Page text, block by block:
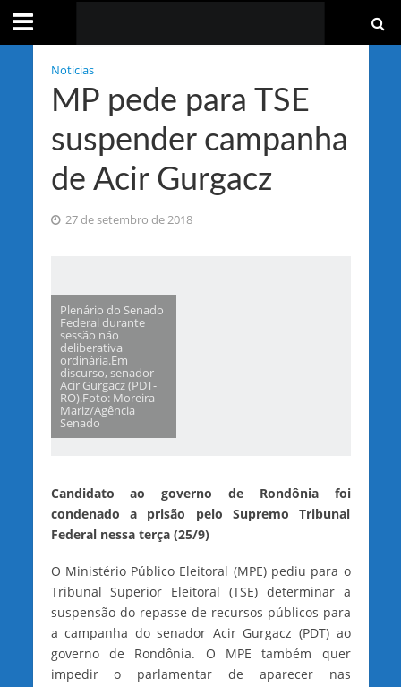
Noticias
MP pede para TSE
suspender campanha
de Acir Gurgacz
27 de setembro de 2018
Plenário do Senado
Federal durante
sessão não
deliberativa
ordinária.Em
discurso, senador
Acir Gurgacz (PDT-
RO).Foto: Moreira
Mariz/Agência
Senado
Candidato ao governo de Rondônia foi
condenado a prisão pelo Supremo Tribunal
Federal nessa terça (25/9)
O Ministério Público Eleitoral (MPE) pediu para o
Tribunal Superior Eleitoral (TSE) determinar a
suspensão do repasse de recursos públicos para
a campanha do senador Acir Gurgacz (PDT) ao
governo de Rondônia. O MPE também quer
impedir o parlamentar de aparecer nas